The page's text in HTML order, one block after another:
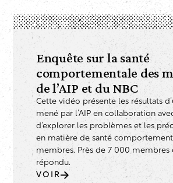
Enquête sur la santé
comportementale des
de l’AIP et du NBC
Cette vidéo présente les résultats
mené par l’AIP en collaboration
d’explorer les problèmes et les
en matière de santé
membres. Près de 7 000 membres
répondu.
VOIR